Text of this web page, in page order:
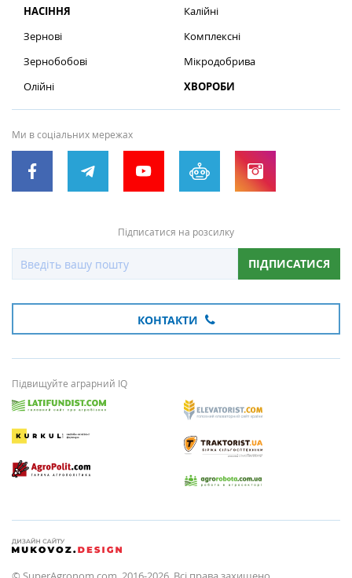
НАСІННЯ
Зернові
Зернобобові
Олійні
Калійні
Комплексні
Мікродобрива
ХВОРОБИ
Ми в соціальних мережах
Підписатися на розсилку
ПІДПИСАТИСЯ
КОНТАКТИ
Підвищуйте аграрний IQ